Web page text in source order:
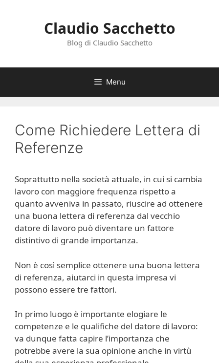
Claudio Sacchetto
Blog di Claudio Sacchetto
Menu
Come Richiedere Lettera di
Referenze
Soprattutto nella società attuale, in cui si cambia
lavoro con maggiore frequenza rispetto a
quanto avveniva in passato, riuscire ad ottenere
una buona lettera di referenza dal vecchio
datore di lavoro può diventare un fattore
distintivo di grande importanza.
Non è così semplice ottenere una buona lettera
di referenza, aiutarci in questa impresa vi
possono essere tre fattori.
In primo luogo è importante elogiare le
competenze e le qualifiche del datore di lavoro:
va dunque fatta capire l’importanza che
potrebbe avere la sua opinione anche in virtù